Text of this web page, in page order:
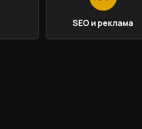
SEO и реклама